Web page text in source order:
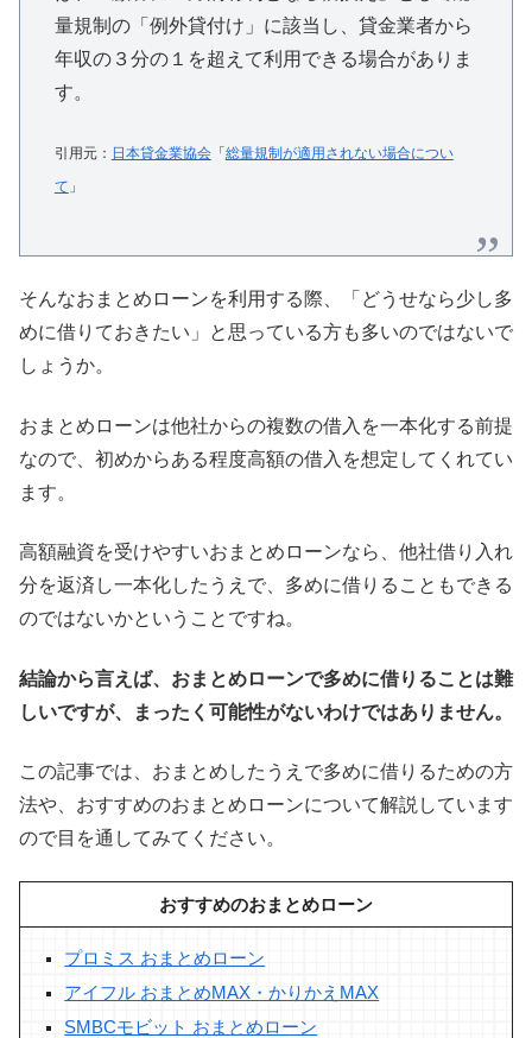
量規制の「例外貸付け」に該当し、貸金業者から
年収の３分の１を超えて利用できる場合がありま
す。
引用元： 日本貸金業協会「 総量規制が適用されない場合につい
て 」
そんなおまとめローンを利用する際、「どうせなら少し多
めに借りておきたい」と思っている方も多いのではないで
しょうか。
おまとめローンは他社からの複数の借入を一本化する前提
なので、初めからある程度高額の借入を想定してくれてい
ます。
高額融資を受けやすいおまとめローンなら、他社借り入れ
分を返済し一本化したうえで、多めに借りることもできる
のではないかということですね。
結論から言えば、おまとめローンで多めに借りることは難
しいですが、まったく可能性がないわけではありません。
この記事では、おまとめしたうえで多めに借りるための方
法や、おすすめのおまとめローンについて解説しています
ので目を通してみてください。
おすすめのおまとめローン
プロミス おまとめローン
アイフル おまとめMAX・かりかえMAX
SMBCモビット おまとめローン